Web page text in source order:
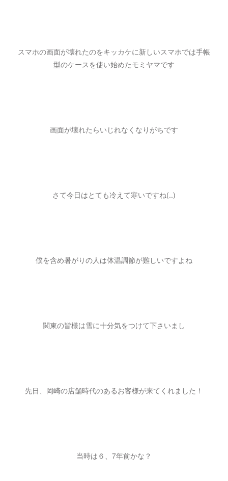
スマホの画面が壊れたのをキッカケに新しいスマホでは手帳
型のケースを使い始めたモミヤマです
画面が壊れたらいじれなくなりがちです
さて今日はとても冷えて寒いですね(..)
僕を含め暑がりの人は体温調節が難しいですよね
関東の皆様は雪に十分気をつけて下さいまし
先日、岡崎の店舗時代のあるお客様が来てくれました！
当時は６、7年前かな？